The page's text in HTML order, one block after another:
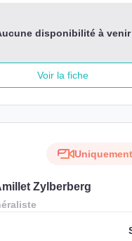
disponibilité à venir
Voir la fiche
Zylberberg